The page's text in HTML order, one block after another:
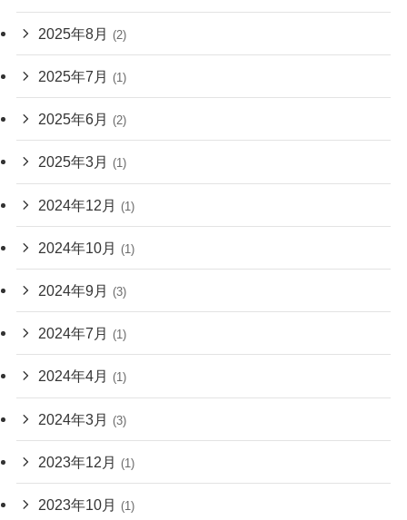
2025年8月 (2)
2025年7月 (1)
2025年6月 (2)
2025年3月 (1)
2024年12月 (1)
2024年10月 (1)
2024年9月 (3)
2024年7月 (1)
2024年4月 (1)
2024年3月 (3)
2023年12月 (1)
2023年10月 (1)